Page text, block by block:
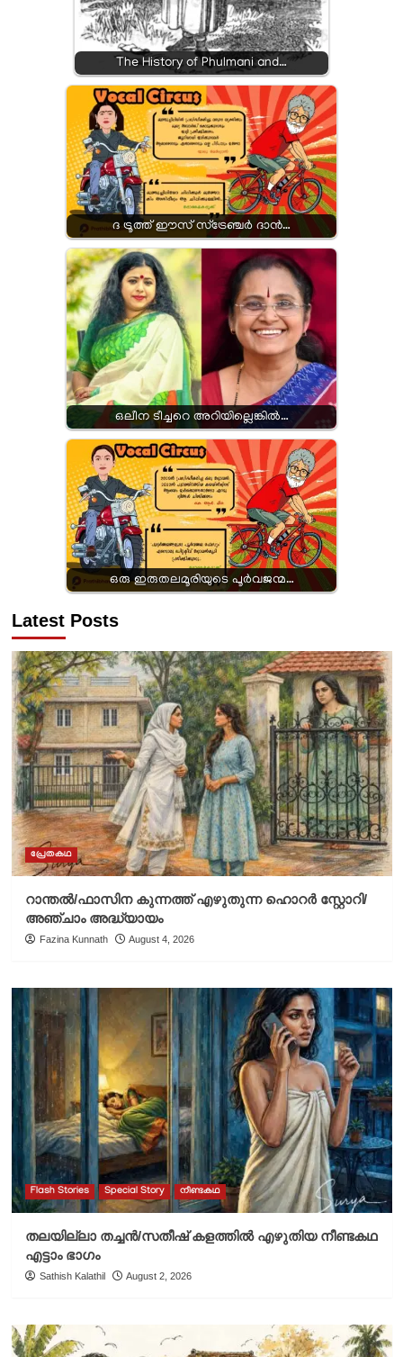
The History of Phulmani and…
ദ ട്രൂത്ത് ഈസ് സ്ട്രേഞ്ചർ ദാൻ…
ഒലീന ടീച്ചറെ അറിയില്ലെങ്കിൽ…
ഒരു ഇരുതലമൂരിയുടെ പൂർവജന്മ…
Latest Posts
പ്രേതകഥ
റാന്തൽ/ഫാസിന കുന്നത്ത് എഴുതുന്ന ഹൊറർ സ്റ്റോറി/
അഞ്ചാം അദ്ധ്യായം
Fazina Kunnath August 4, 2026
Flash Stories Special Story നീണ്ടകഥ
തലയില്ലാ തച്ചൻ/സതീഷ് കളത്തിൽ എഴുതിയ നീണ്ടകഥ
എട്ടാം ഭാഗം
Sathish Kalathil August 2, 2026